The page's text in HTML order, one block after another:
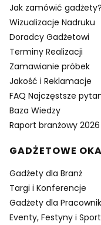
Jak zamówić gadżety?
Wizualizacje Nadruku
Doradcy Gadżetowi
Terminy Realizacji
Zamawianie próbek
Jakość i Reklamacje
FAQ Najczęstsze
Baza Wiedzy
Raport branżowy 2026
GADŻETOWE
Gadżety dla Branż
Targi i Konferencje
Gadżety dla
Eventy, Festyny i Sport